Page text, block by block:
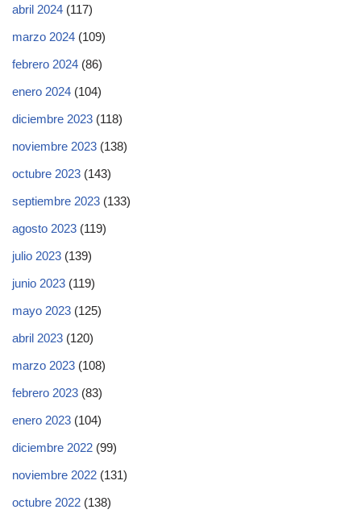
abril 2024 (117)
marzo 2024 (109)
febrero 2024 (86)
enero 2024 (104)
diciembre 2023 (118)
noviembre 2023 (138)
octubre 2023 (143)
septiembre 2023 (133)
agosto 2023 (119)
julio 2023 (139)
junio 2023 (119)
mayo 2023 (125)
abril 2023 (120)
marzo 2023 (108)
febrero 2023 (83)
enero 2023 (104)
diciembre 2022 (99)
noviembre 2022 (131)
octubre 2022 (138)